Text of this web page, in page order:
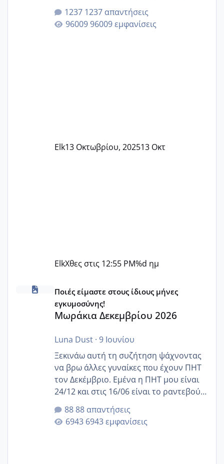
κλείσω ραντεβού για την αυχενική είναι
καμιά άλλη κοπέλα να γεννάει Μάιο ;;
1237 απαντήσεις
96009 εμφανίσεις
Elk13 Οκτωβρίου, 202513 Οκτ
ElkΧθες στις 12:55 PM%d ημ
Μωράκια Δεκεμβρίου 2026
Ποιές είμαστε στους ίδιους μήνες
εγκυμοσύνης!
Μωράκια Δεκεμβρίου 2026
Luna Dust· 9 Ιουνίου
Ξεκινάω αυτή τη συζήτηση ψάχνοντας
να βρω άλλες γυναίκες που έχουν ΠΗΤ
τον Δεκέμβριο. Εμένα η ΠΗΤ μου είναι
24/12 και στις 16/06 είναι το ραντεβού
της αυχενικής διαφάνειας. Έχω αρκετό
άγχος και οι μέρες δεν φαίνεται να
περνάνε με τίποτα.
88 απαντήσεις
6943 εμφανίσεις